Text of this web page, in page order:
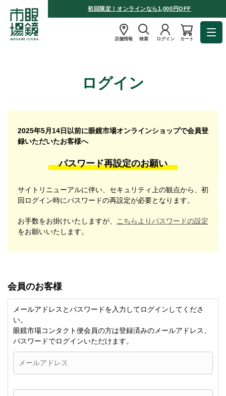
初回限定！オンラインなら1,000円OFF
店舗情報 検索 ログイン カート
ログイン
2025年5月14日以前に眼鏡市場オンラインショップで会員登
録いただいたお客様へ
パスワード再設定のお願い
サイトリニューアルに伴い、セキュリティ上の観点から、初
回ログイン時にパスワードの再設定が必要となります。
お手数をお掛けいたしますが、
こちらよりパスワードの設定
をお願いいたします。
会員のお客様
メールアドレスとパスワードを入力してログインしてくださ
い。
眼鏡市場コンタクト便会員の方は登録済みのメールアドレス、
パスワードでログインいただけます。